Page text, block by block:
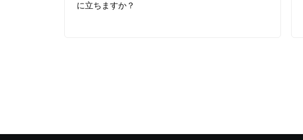
に立ちますか？